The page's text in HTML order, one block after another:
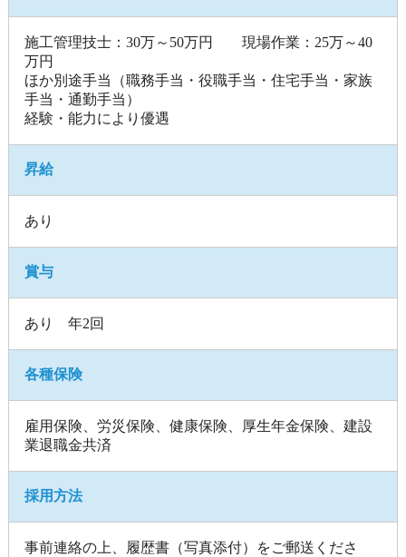
施工管理技士：30万～50万円 現場作業：25万～40
万円
ほか別途手当（職務手当・役職手当・住宅手当・家族
手当・通勤手当）
経験・能力により優遇
昇給
あり
賞与
あり 年2回
各種保険
雇用保険、労災保険、健康保険、厚生年金保険、建設
業退職金共済
採用方法
事前連絡の上、履歴書（写真添付）をご郵送くださ